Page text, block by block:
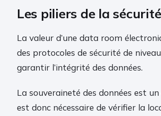
Les piliers de la
La valeur d’une data room
des protocoles de sécurité de
garantir l’intégrité des données.
La souveraineté des données est
est donc nécessaire de vérifier la